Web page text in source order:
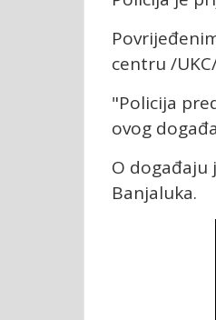
centru /
"Policija
ovog
O događaju
Banjaluka.